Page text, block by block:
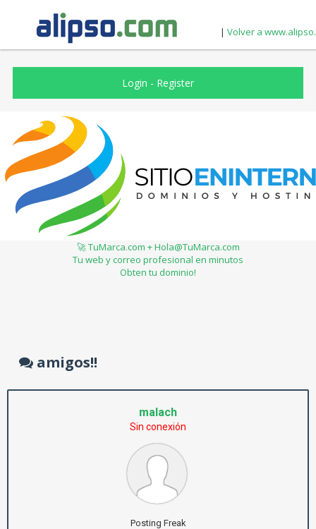
| Volver a
Login - Register
🚀 TuMarca.com + Hola@TuMarca.com
Tu web y correo profesional en minutos
Obten tu dominio!
amigos!!
malach
Sin conexión
Posting Freak